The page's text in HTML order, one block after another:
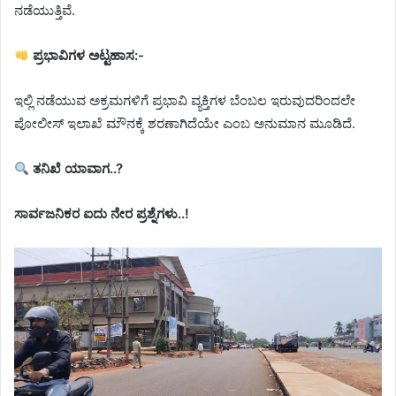
ನಡೆಯುತ್ತಿವೆ.
ಪ್ರಭಾವಿಗಳ ಅಟ್ಟಹಾಸ:-
ಇಲ್ಲಿ ನಡೆಯುವ ಅಕ್ರಮಗಳಿಗೆ ಪ್ರಭಾವಿ ವ್ಯಕ್ತಿಗಳ ಬೆಂಬಲ ಇರುವುದರಿಂದಲೇ
ಪೋಲೀಸ್ ಇಲಾಖೆ ಮೌನಕ್ಕೆ ಶರಣಾಗಿದೆಯೇ ಎಂಬ ಅನುಮಾನ ಮೂಡಿದೆ.
ತನಿಖೆ ಯಾವಾಗ..?
ಸಾರ್ವಜನಿಕರ ಐದು ನೇರ ಪ್ರಶ್ನೆಗಳು..!